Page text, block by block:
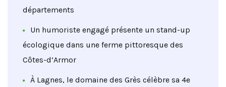
départements
Un humoriste engagé présente un stand-up
écologique dans une ferme pittoresque des
Côtes-d’Armor
À Lagnes, le domaine des Grès célèbre sa 4e